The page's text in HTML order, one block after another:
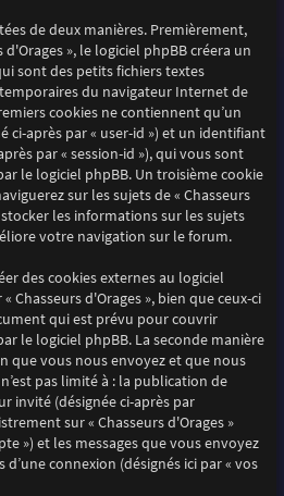
de deux manières. Premièrement,
», le logiciel phpBB créera un
sont des petits fichiers textes
du navigateur Internet de
cookies ne contiennent qu’un
ci-après par « user-id ») et un identifiant
par « session-id »), qui vous sont
le logiciel phpBB. Un troisième cookie
sur les sujets de « Chasseurs
les informations sur les sujets
votre navigation sur le forum.
des cookies externes au logiciel
Chasseurs d'Orages », bien que ceux-ci
qui est prévu pour couvrir
le logiciel phpBB. La seconde manière
que vous nous envoyez et que nous
pas limité à : la publication de
invité (désignée ci-après par
sur « Chasseurs d'Orages »
») et les messages que vous envoyez
connexion (désignés ici par « vos